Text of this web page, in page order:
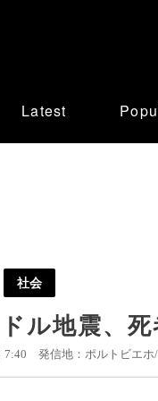
Latest
社会
ル地震、
7:40 発信地：ポルトビエホ